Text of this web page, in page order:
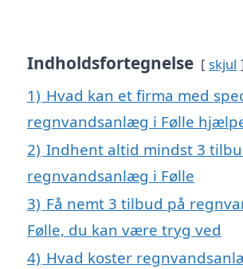
Indholdsfortegnelse skjul
1) Hvad kan et firma med
regnvandsanlæg i Følle
2) Indhent altid mindst 3
regnvandsanlæg i Følle
3) Få nemt 3 tilbud på
Følle, du kan være tryg ved
4) Hvad koster